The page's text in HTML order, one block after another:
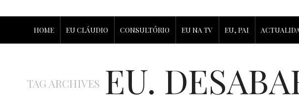
HOME EU CLÁUDIO CONSULTÓRIO EU NA TV EU, PAI
TAG ARCHIVES EU.